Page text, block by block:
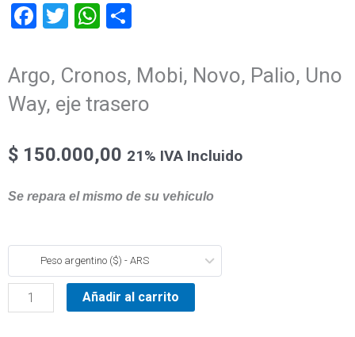
Facebook
TwitterWhatsApp
Argo, Cronos, Mobi, Novo, Palio, Uno
Way, eje trasero
$ 150.000,00 21% IVA Incluido
Se repara el mismo de su vehiculo
Peso argentino ($) - ARS
Cronos,
Mobi,
Novo,
Añadir al carrito